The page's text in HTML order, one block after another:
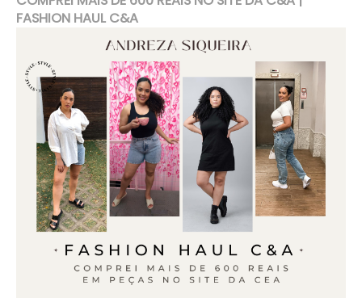
FASHION HAUL C&A